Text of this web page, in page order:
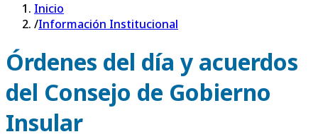
Inicio
/Información Institucional
Órdenes del día y acuerdos
del Consejo de Gobierno
Insular